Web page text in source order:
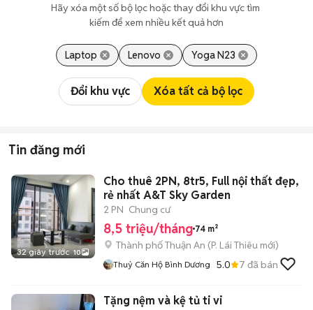
Hãy xóa một số bộ lọc hoặc thay đổi khu vực tìm
kiếm để xem nhiều kết quả hơn
Laptop Lenovo Yoga N23
Đổi khu vực Xóa tất cả bộ lọc
Tin đăng mới
32 giây trước 10
Cho thuê 2PN, 8tr5, Full nội thất đẹp,
rẻ nhất A&T Sky Garden
2 PN Chung cư
8,5 triệu/tháng 74 m²
Thành phố Thuận An (P. Lái Thiêu mới)
Thuỷ Căn Hộ Bình Dương 5.0 7 đã bán
Tặng nệm và kệ tủ ti vi